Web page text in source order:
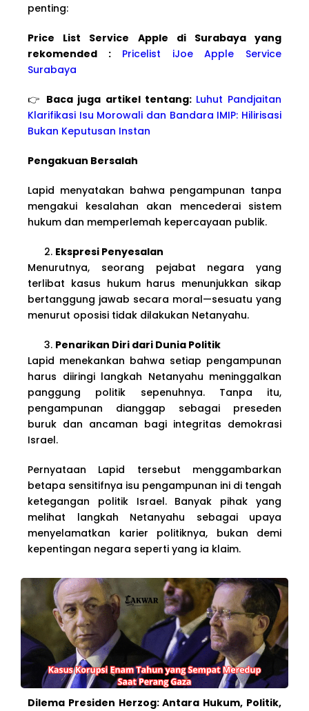
penting:
Price List Service Apple di Surabaya yang
rekomended :
Pricelist iJoe Apple Service
Surabaya
👉 Baca juga artikel tentang: Luhut Pandjaitan
Klarifikasi Isu Morowali dan Bandara IMIP: Hilirisasi
Bukan Keputusan Instan
Pengakuan Bersalah
Lapid menyatakan bahwa pengampunan tanpa
mengakui kesalahan akan mencederai sistem
hukum dan memperlemah kepercayaan publik.
Ekspresi Penyesalan
Menurutnya, seorang pejabat negara yang
terlibat kasus hukum harus menunjukkan sikap
bertanggung jawab secara moral—sesuatu yang
menurut oposisi tidak dilakukan Netanyahu.
Penarikan Diri dari Dunia Politik
Lapid menekankan bahwa setiap pengampunan
harus diiringi langkah Netanyahu meninggalkan
panggung politik sepenuhnya. Tanpa itu,
pengampunan dianggap sebagai preseden
buruk dan ancaman bagi integritas demokrasi
Israel.
Pernyataan Lapid tersebut menggambarkan
betapa sensitifnya isu pengampunan ini di tengah
ketegangan politik Israel. Banyak pihak yang
melihat langkah Netanyahu sebagai upaya
menyelamatkan karier politiknya, bukan demi
kepentingan negara seperti yang ia klaim.
Dilema Presiden Herzog: Antara Hukum, Politik,